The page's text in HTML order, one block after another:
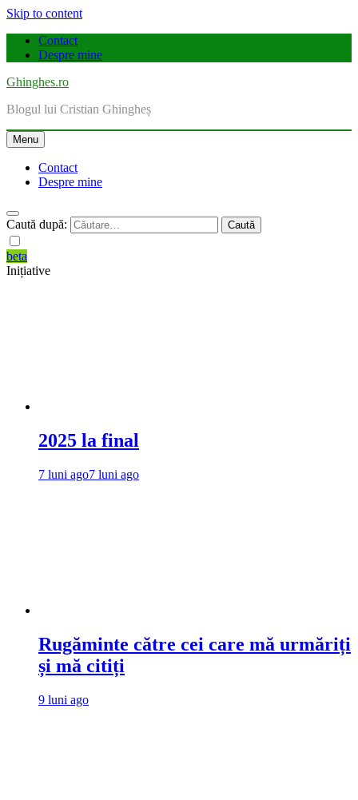
Skip to content
Contact
Despre mine
Ghinghes.ro
Blogul lui Cristian Ghingheș
Menu
Contact
Despre mine
Caută după:
beta
Inițiative
2025 la final
7 luni ago7 luni ago
Rugăminte către cei care mă urmăriți
și mă citiți
9 luni ago